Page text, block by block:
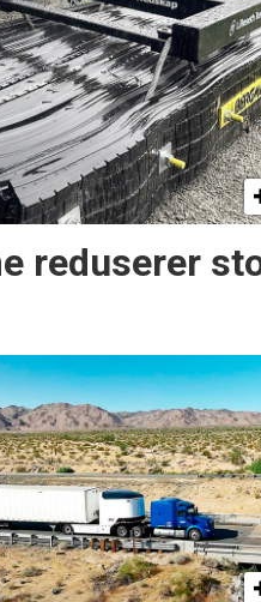
reduserer